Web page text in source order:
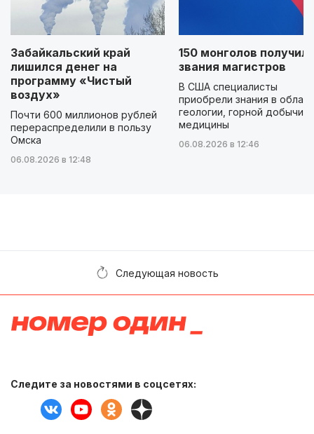
Забайкальский край
лишился денег на
программу «Чистый
воздух»
Почти 600 миллионов рублей
перераспределили в пользу
Омска
06.08.2026 в 12:48
150 монголов
звания магистров
В США специалисты
приобрели знания в
геологии, горной добычи и
медицины
06.08.2026 в 12:46
Следующая новость
Следите за новостями в соцсетях: